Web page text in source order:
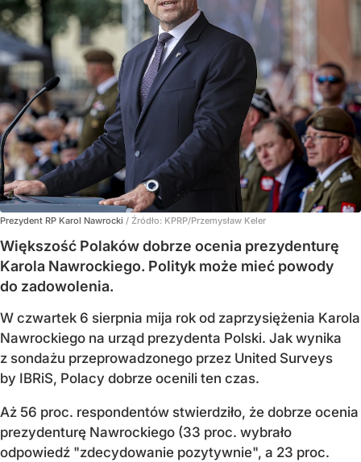
Prezydent RP Karol Nawrocki / Źródło: KPRP/Przemysław Keler
Większość Polaków dobrze ocenia prezydenturę
Karola Nawrockiego. Polityk może mieć powody
do zadowolenia.
W czwartek 6 sierpnia mija rok od zaprzysiężenia Karola
Nawrockiego na urząd prezydenta Polski. Jak wynika
z sondażu przeprowadzonego przez United Surveys
by IBRiS, Polacy dobrze ocenili ten czas.
Aż 56 proc. respondentów stwierdziło, że dobrze ocenia
prezydenturę Nawrockiego (33 proc. wybrało
odpowiedź "zdecydowanie pozytywnie", a 23 proc.